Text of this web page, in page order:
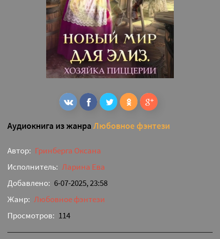
Аудиокнига из жанра Любовное фэнтези
Автор: Гринберга Оксана
Исполнитель: Ларина Ева
Добавлено: 6-07-2025, 23:58
Жанр: Любовное фэнтези
Просмотров: 114